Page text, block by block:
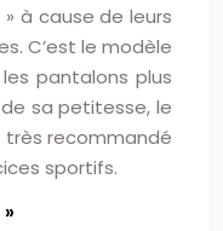
à cause de leurs
C’est le modèle
pantalons plus
sa petitesse, le
recommandé
sportifs.